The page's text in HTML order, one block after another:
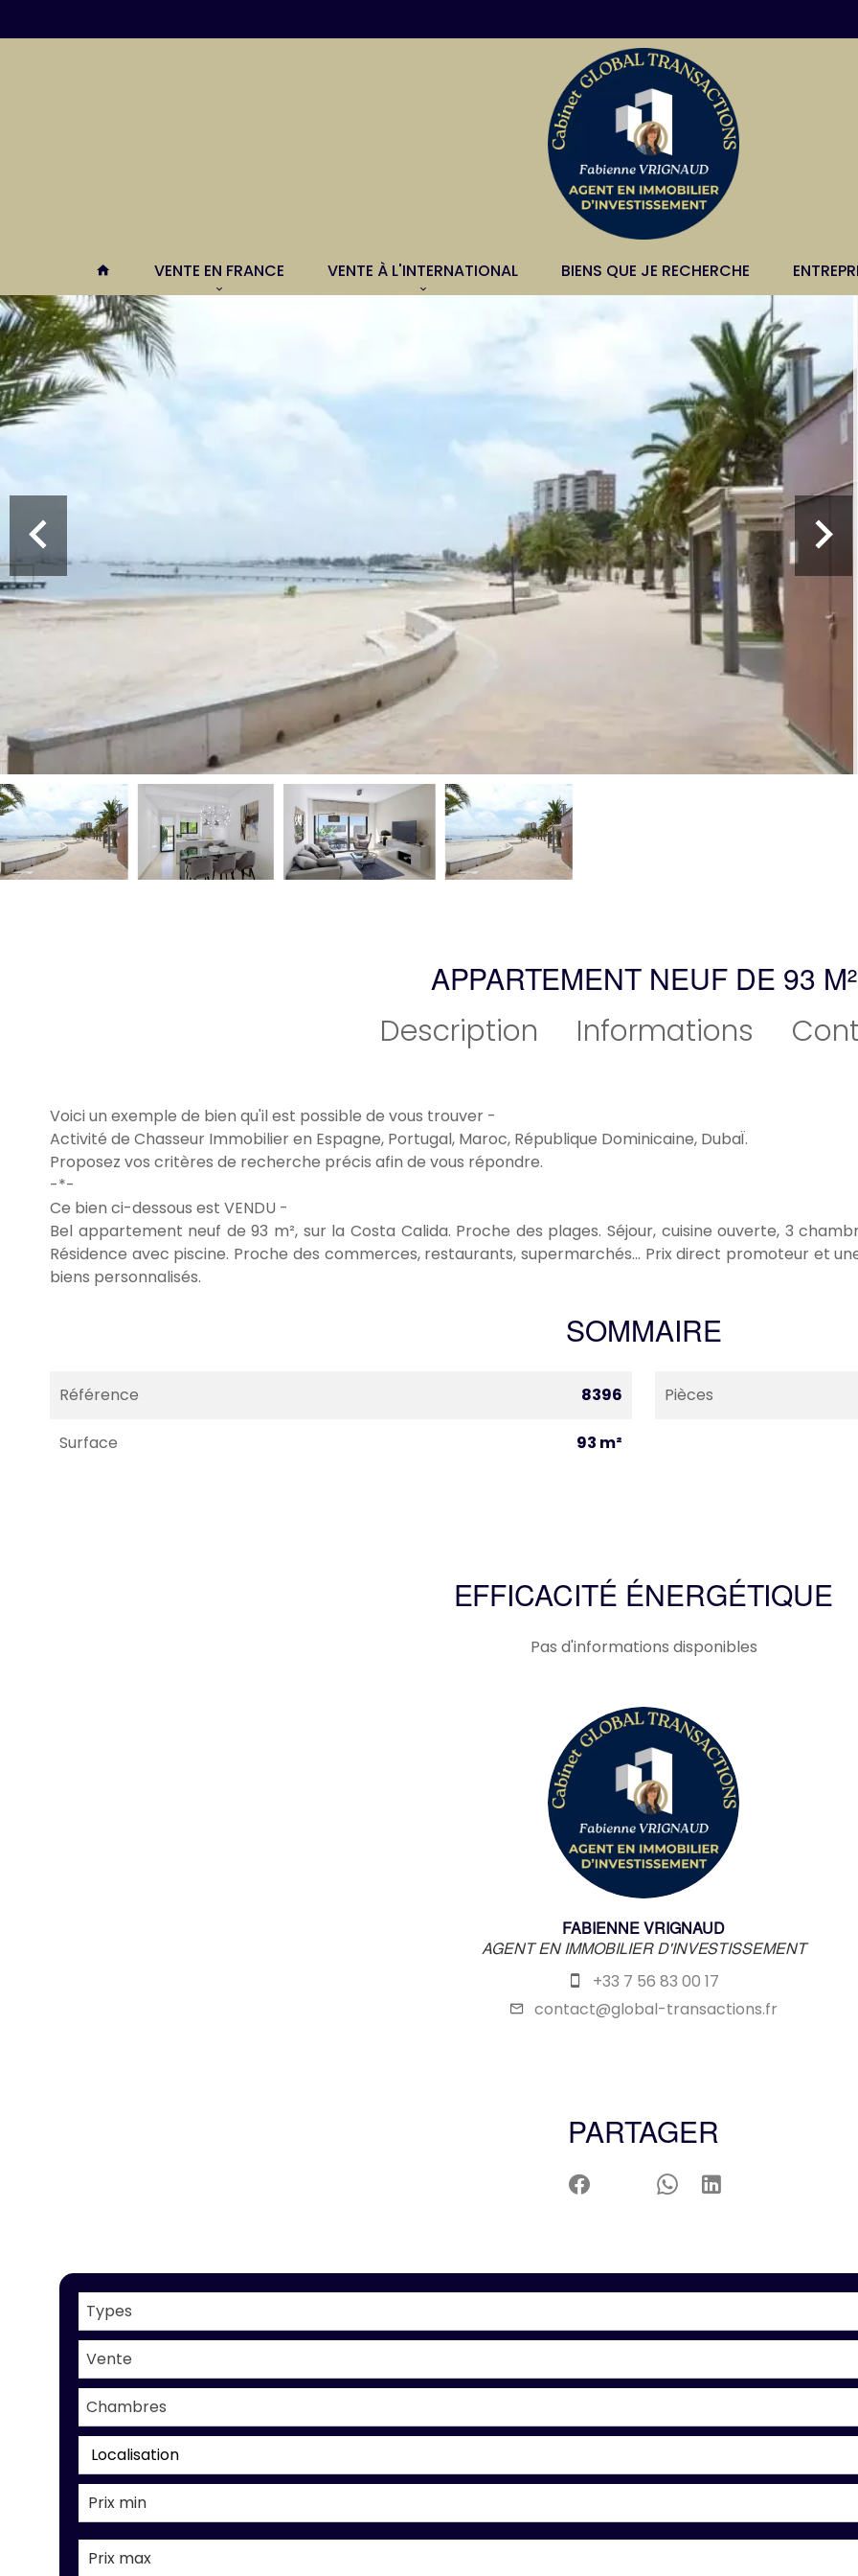
VENTE EN FRANCE VENTE À L'INTERNATIONAL BIENS QUE JE RECHERCHE
APPARTEMENT NEUF DE 93 M²
Description Informations
Voici un exemple de bien qu'il est possible de vous trouver -
Activité de Chasseur Immobilier en Espagne, Portugal, Maroc, République Dominicaine, DubaÏ.
Proposez vos critères de recherche précis afin de vous répondre.
-*-
Ce bien ci-dessous est VENDU -
Bel appartement neuf de 93 m², sur la Costa Calida. Proche des plages. Séjour, cuisine ouverte, 3
Résidence avec piscine. Proche des commerces, restaurants, supermarchés... Prix direct promoteur et
biens personnalisés.
SOMMAIRE
Référence 8396 Pièces
Surface 93 m²
EFFICACITÉ ÉNERGÉTIQUE
Pas d'informations disponibles
FABIENNE VRIGNAUD
AGENT EN IMMOBILIER D'INVESTISSEMENT
+33 7 56 83 00 17
contact@global-transactions.fr
PARTAGER
Types
Vente
Chambres
Localisation